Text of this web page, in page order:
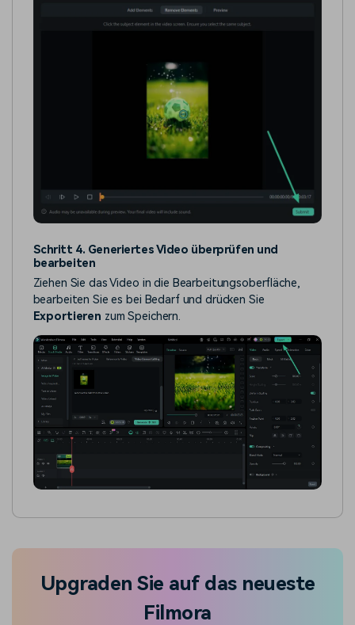
Schritt 4. Generiertes Video überprüfen und
bearbeiten
Ziehen Sie das Video in die Bearbeitungsoberfläche,
bearbeiten Sie es bei Bedarf und drücken Sie
Exportieren zum Speichern.
Upgraden Sie auf das neueste
Filmora